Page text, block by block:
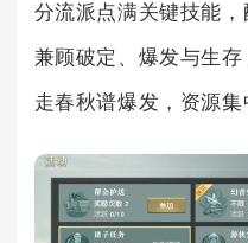
分流派点满关键技能，
兼顾破定、爆发与生存
走春秋谱爆发，资源集